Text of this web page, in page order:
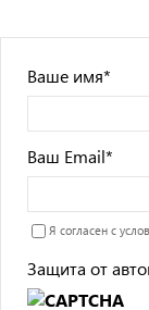
Ваше имя*
Ваш Email*
Я согласен с
Защита от